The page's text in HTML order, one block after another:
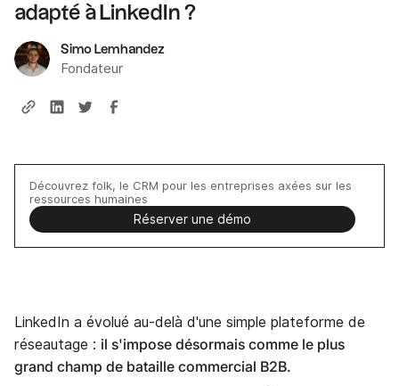
adapté à LinkedIn ?
Simo Lemhandez
Fondateur
Découvrez folk, le CRM pour les entreprises axées sur les
ressources humaines
Réserver une démo
LinkedIn a évolué au-delà d'une simple plateforme de
réseautage : il s'impose désormais comme le plus
grand champ de bataille commercial B2B.